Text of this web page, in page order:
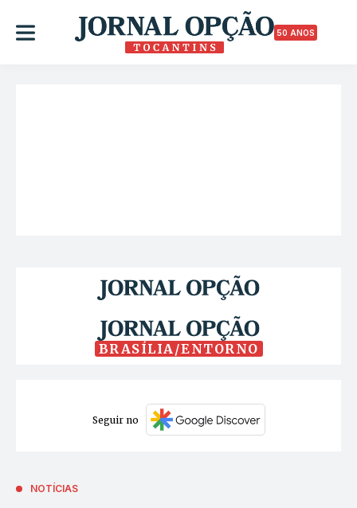
50 ANOS
BRASÍLIA/ENTORNO
Seguir no
NOTÍCIAS